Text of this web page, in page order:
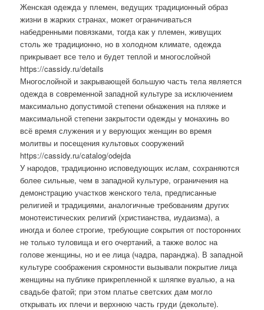
Женская одежда у племен, ведущих традиционный образ
жизни в жарких странах, может ограничиваться
набедренными повязками, тогда как у племен, живущих
столь же традиционно, но в холодном климате, одежда
прикрывает все тело и будет теплой и многослойной
https://cassidy.ru/details
Многослойной и закрывающей большую часть тела является
одежда в современной западной культуре за исключением
максимально допустимой степени обнажения на пляже и
максимальной степени закрытости одежды у монахинь во
всё время служения и у верующих женщин во время
молитвы и посещения культовых сооружений
https://cassidy.ru/catalog/odejda
У народов, традиционно исповедующих ислам, сохраняются
более сильные, чем в западной культуре, ограничения на
демонстрацию участков женского тела, предписанные
религией и традициями, аналогичные требованиям других
монотеистических религий (христианства, иудаизма), а
иногда и более строгие, требующие сокрытия от посторонних
не только туловища и его очертаний, а также волос на
голове женщины, но и ее лица (чадра, паранджа). В западной
культуре соображения скромности вызывали покрытие лица
женщины на публике прикрепленной к шляпке вуалью, а на
свадьбе фатой; при этом платье светских дам могло
открывать их плечи и верхнюю часть груди (декольте).